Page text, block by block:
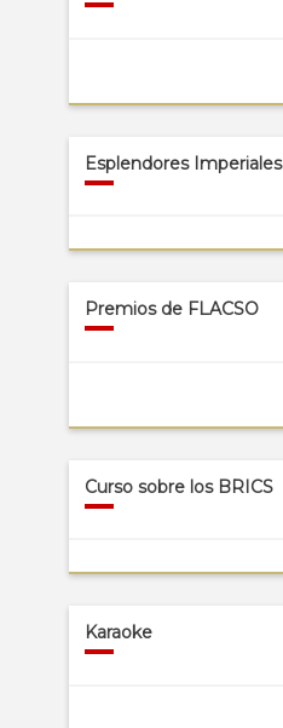
Esplendores Imperiales
Premios de FLACSO
Curso sobre los BRICS
Karaoke